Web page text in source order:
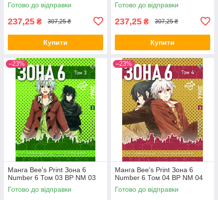
Готово до відправки
237,25 ₴ 307,25 ₴
Купити
Готово до відправки
237,25 ₴ 307,25 ₴
Купити
–23%
Манга Bee's Print Зона 6
Number 6 Том 03 ВР NM 03
Готово до відправки
–23%
Манга Bee's Print Зона 6
Number 6 Том 04 ВР NM 04
Готово до відправки